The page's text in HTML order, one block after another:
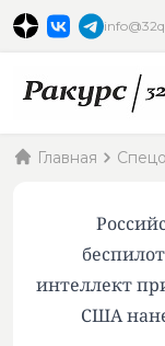
Главная
интеллект
США